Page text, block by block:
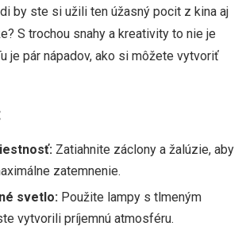
by ste si užili ten úžasný pocit z kina aj
S trochou snahy a kreativity to nie je
je pár nápadov, ako si môžete vytvoriť
Zatiahnite záclony a žalúzie, aby
zatemnenie.
svetlo: Použite lampy s tlmeným
vytvorili príjemnú atmosféru.